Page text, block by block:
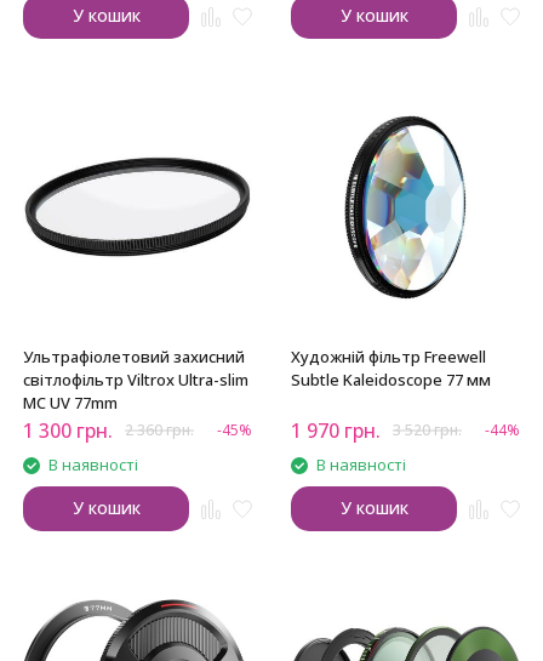
У кошик У кошик
Ультрафіолетовий захисний
світлофільтр Viltrox Ultra-slim
MC UV 77mm
1 300 грн. 2 360грн. -45%
В наявності
У кошик
Художній фільтр Freewell
Subtle Kaleidoscope 77 мм
1 970 грн. 3 520грн. -44%
В наявності
У кошик